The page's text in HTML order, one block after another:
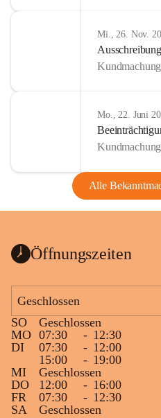
Mi., 26. Nov.
Mo., 22. Juni
Alle
Öffnungszeiten
Geschlossen
SO
Geschlossen
MO 07:30 - 12:30
DI
07:30 - 12:00
15:00
- 19:00
MI
Geschlossen
DO
12:00 - 16:00
FR
07:30 - 12:30
SA
Geschlossen